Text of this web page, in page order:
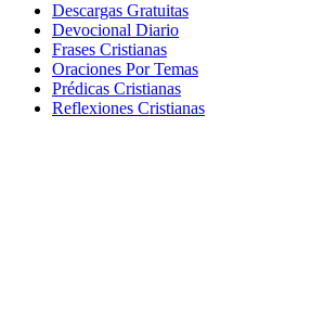
Descargas Gratuitas
Devocional Diario
Frases Cristianas
Oraciones Por Temas
Prédicas Cristianas
Reflexiones Cristianas